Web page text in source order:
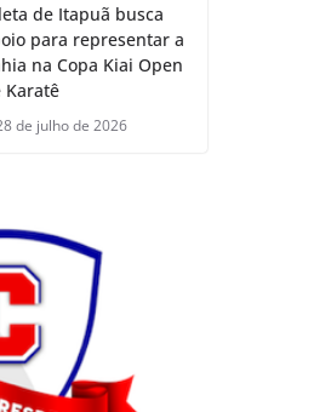
de Itapuã busca
para representar a
na Copa Kiai Open
Karatê
de julho de 2026